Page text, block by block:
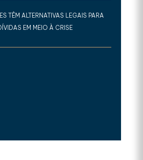
TÊM ALTERNATIVAS LEGAIS PARA
EM MEIO À CRISE